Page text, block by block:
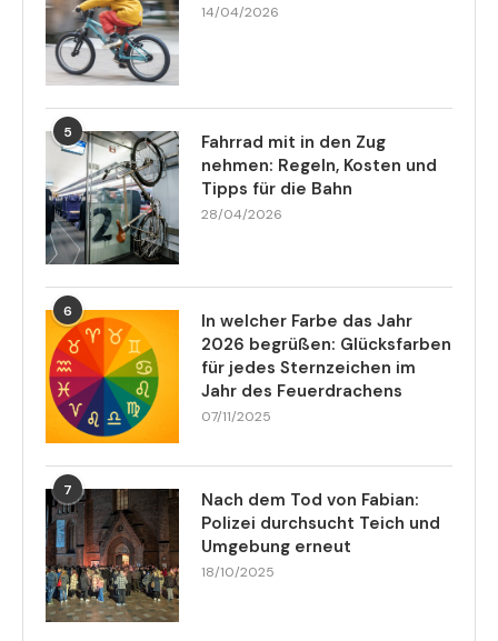
14/04/2026
5
Fahrrad mit in den Zug
nehmen: Regeln, Kosten und
Tipps für die Bahn
28/04/2026
6
In welcher Farbe das Jahr
2026 begrüßen: Glücksfarben
für jedes Sternzeichen im
Jahr des Feuerdrachens
07/11/2025
7
Nach dem Tod von Fabian:
Polizei durchsucht Teich und
Umgebung erneut
18/10/2025